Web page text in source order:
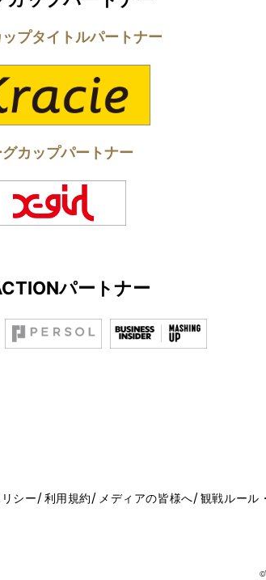
ップタイトルパートナー
グカップパートナー
パートナー
シー 利用規約 メディアの皆様へ 観戦ルール